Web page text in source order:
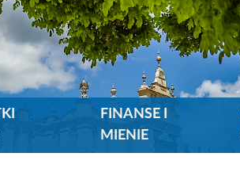
FINANSE I
MIENIE